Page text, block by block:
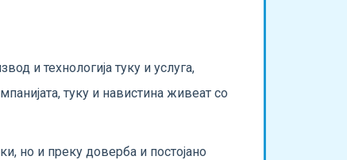
и технологија туку и услуга,
туку и навистина живеат со
но и преку доверба и постојано